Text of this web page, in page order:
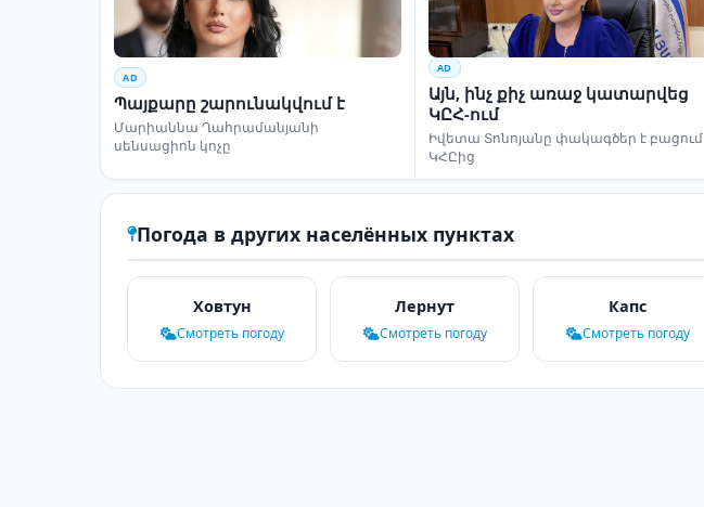
AD
Պայքարը շարունակվում է
Մարիաննա Ղահրամանյանի
սենսացիոն կոչը
AD
Այն, ինչ քիչ առաջ կատարվեց
ԿԸՀ-ում
Իվետա Տոնոյանը փակագծեր է բացում
ԿՀԸից
Погода в других населённых пунктах
Ховтун
Смотреть погоду
Лернут
Смотреть погоду
Капс
Смотреть погоду